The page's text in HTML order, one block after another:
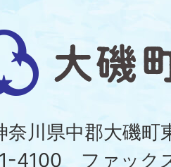
大
磯
町
奈川県中郡大磯
4100 ファック